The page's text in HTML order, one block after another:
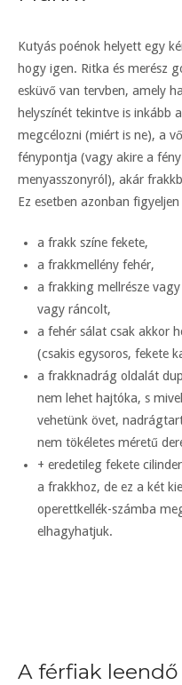
Kutyás poénok helyett egy
hogy igen. Ritka és merész
esküvő van tervben, amely
helyszínét tekintve is inkább
megcélozni (miért is ne), a
fénypontja (vagy akire a
menyasszonyról), akár
Ez esetben azonban
a frakk színe fekete,
a frakkmellény fehér,
a frakking mellrésze
vagy ráncolt,
a fehér sálat csak akkor
(csakis egysoros, fekete
a frakknadrág oldalát
nem lehet hajtóka, s
vehetünk övet,
nem tökéletes méretű
+ eredetileg fekete
a frakkhoz, de ez a két
operettkellék-számba
elhagyhatjuk.
A férfiak leendő